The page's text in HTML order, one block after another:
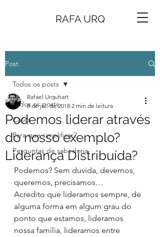
RAFA URQ
Post
Todos os posts
Cases
Para que simplificar?
Perguntas de sabedoria
Todos os posts
Podemos liderar através
do nosso exemplo?
Liderança Distribuída?
Rafael Urquhart
8 de jul. de 2018 2 min de leitura
Podemos? Sem duvida, devemos,
queremos, precisamos…
Acredito que lideramos sempre, de
alguma forma em algum grau do
ponto que estamos, lideramos
nossa família, lideramos entre